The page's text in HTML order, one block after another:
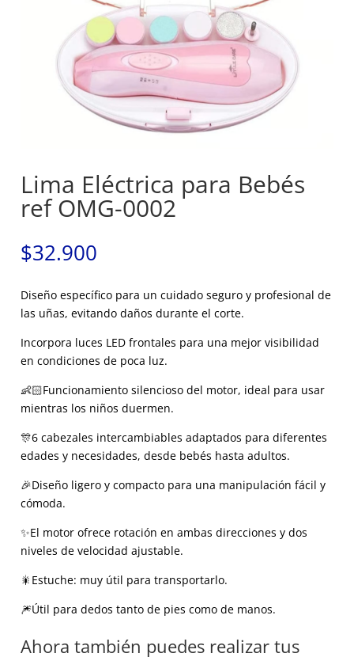
Lima Eléctrica para Bebés
ref OMG-0002
$32.900
Diseño específico para un cuidado seguro y profesional de
las uñas, evitando daños durante el corte.
Incorpora luces LED frontales para una mejor visibilidad
en condiciones de poca luz.
👶🏻Funcionamiento silencioso del motor, ideal para usar
mientras los niños duermen.
🎊6 cabezales intercambiables adaptados para diferentes
edades y necesidades, desde bebés hasta adultos.
🎉Diseño ligero y compacto para una manipulación fácil y
cómoda.
✨El motor ofrece rotación en ambas direcciones y dos
niveles de velocidad ajustable.
🎇Estuche: muy útil para transportarlo.
🎆Útil para dedos tanto de pies como de manos.
Ahora también puedes realizar tus